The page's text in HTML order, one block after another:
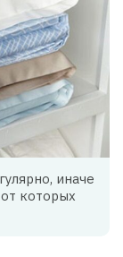
иначе
которых